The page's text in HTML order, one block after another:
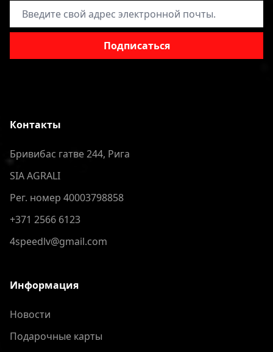
Адрес электронной почты
Подписаться
Контакты
Бривибас гатве 244, Рига
SIA AGRALI
Рег. номер 40003798858
+371 2566 6123
4speedlv@gmail.com
Информация
Новости
Подарочные карты